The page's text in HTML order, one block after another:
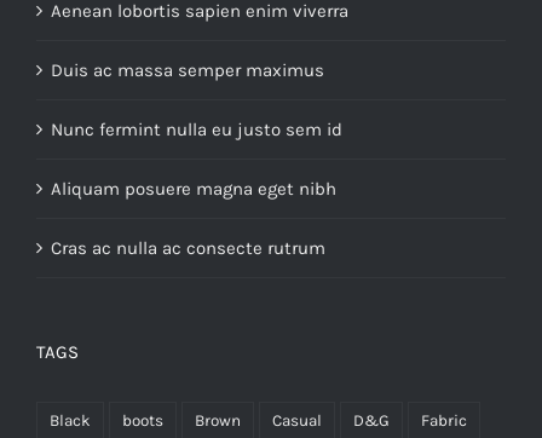
Aenean lobortis sapien enim viverra
Duis ac massa semper maximus
Nunc fermint nulla eu justo sem id
Aliquam posuere magna eget nibh
Cras ac nulla ac consecte rutrum
TAGS
Black boots Brown Casual D&G Fabric